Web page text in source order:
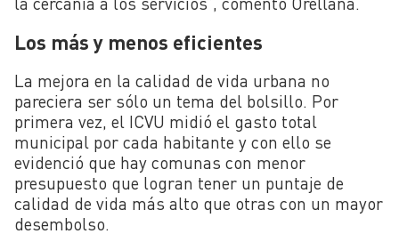
Los más y menos eficientes
La mejora en la calidad de vida urbana no
pareciera ser sólo un tema del bolsillo. Por
primera vez, el ICVU midió el gasto total
municipal por cada habitante y con ello se
evidenció que hay comunas con menor
presupuesto que logran tener un puntaje de
calidad de vida más alto que otras con un mayor
desembolso.